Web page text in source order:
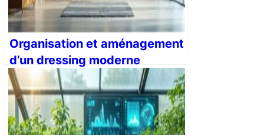
Organisation et aménagement
d’un dressing moderne